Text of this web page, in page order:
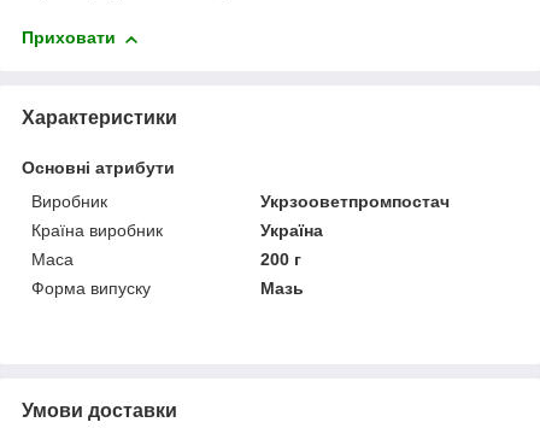
Приховати
Характеристики
Основні атрибути
Виробник
Укрзооветпромпостач
Країна виробник
Україна
Маса
200 г
Форма випуску
Мазь
Умови доставки